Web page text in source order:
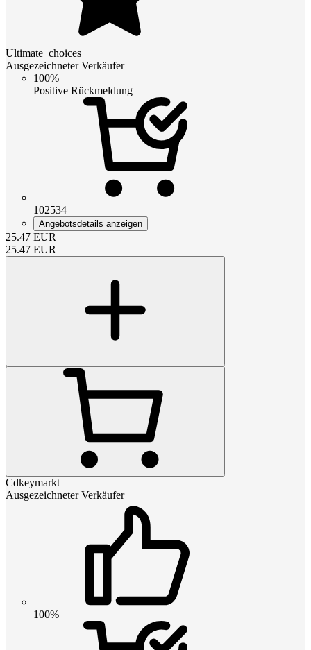
Ultimate_choices
Ausgezeichneter Verkäufer
100%
Positive Rückmeldung
102534
Angebotsdetails anzeigen
25.47 EUR
25.47 EUR
Cdkeymarkt
Ausgezeichneter Verkäufer
100%